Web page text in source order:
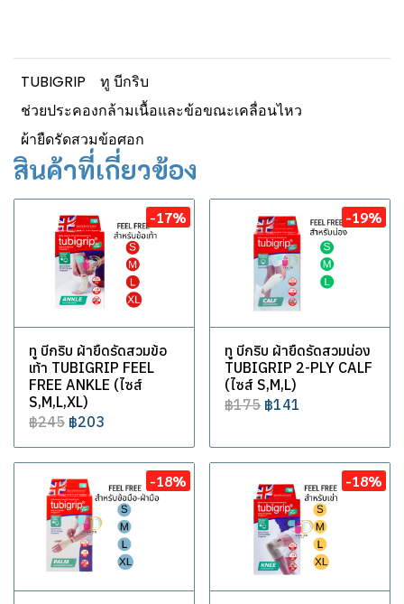
TUBIGRIP
ทู บีกริบ
ช่วยประคองกล้ามเนื้อและข้อขณะเคลื่อนไหว
ผ้ายืดรัดสวมข้อศอก
สินค้าที่เกี่ยวข้อง
-17%
ทู บีกริบ ผ้ายืดรัดสวมข้อ
เท้า TUBIGRIP FEEL
FREE ANKLE (ไซส์
S,M,L,XL)
฿245 ฿203
-19%
ทู บีกริบ ผ้ายืดรัดสวมน่อง
TUBIGRIP 2-PLY CALF
(ไซส์ S,M,L)
฿175 ฿141
-18% -18%